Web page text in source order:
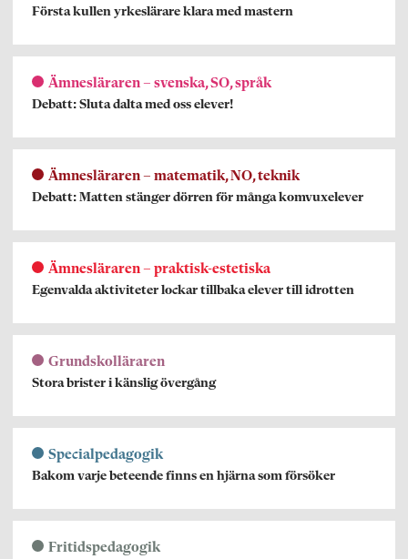
Första kullen yrkeslärare klara med mastern
Ämnesläraren – svenska, SO, språk
Debatt: Sluta dalta med oss elever!
Ämnesläraren – matematik, NO, teknik
Debatt: Matten stänger dörren för många komvuxelever
Ämnesläraren – praktisk-estetiska
Egenvalda aktiviteter lockar tillbaka elever till idrotten
Grundskolläraren
Stora brister i känslig övergång
Specialpedagogik
Bakom varje beteende finns en hjärna som försöker
Fritidspedagogik